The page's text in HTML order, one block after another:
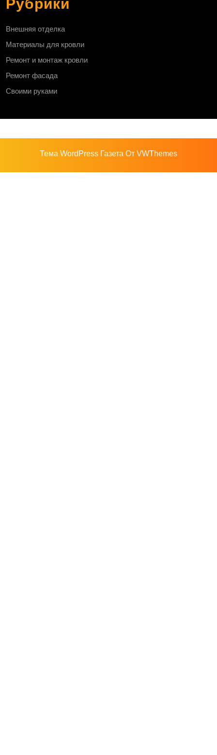
Рубрики
Внешняя отделка
Материалы для кровли
Ремонт и монтаж кровли
Ремонт фасада
Своими руками
Тема WordPress Газета От VWThemes
вверх